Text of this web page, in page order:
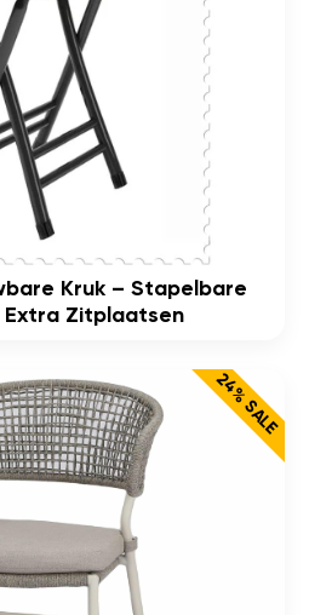
Kruk – Stapelbare
Extra Zitplaatsen
24% SALE